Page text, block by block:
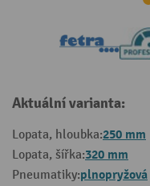
Aktuální varianta:
Lopata, hloubka:250 mm
Lopata, šířka:320 mm
Pneumatiky:plnopryžová